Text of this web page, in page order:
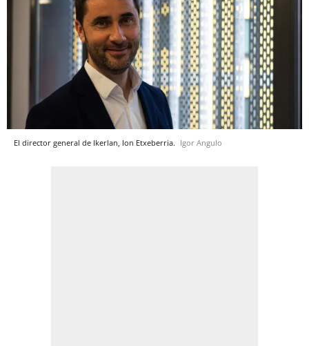
El director general de Ikerlan, Ion Etxeberria. Igor Angulo